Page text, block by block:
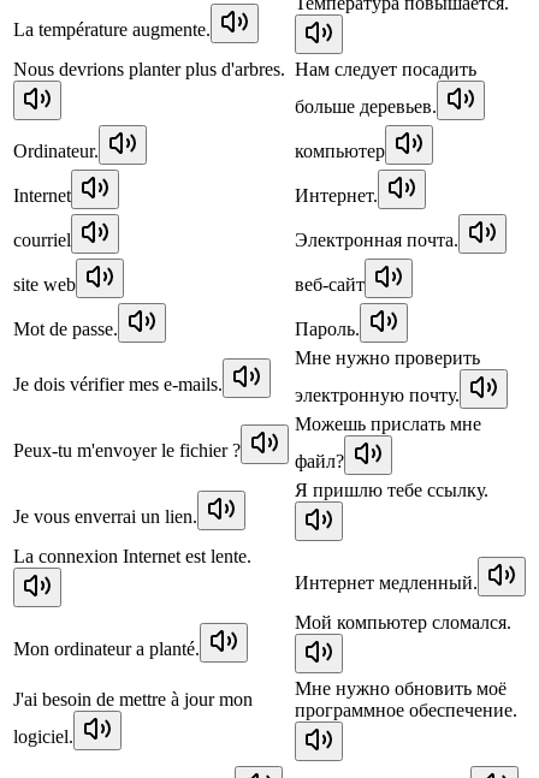
La température augmente.
Nous devrions planter plus d'arbres. Нам следует посадить
больше деревьев.
Ordinateur. компьютер
Internet Интернет.
courriel Электронная почта.
site web веб-сайт
Mot de passe. Пароль.
Je dois vérifier mes e-mails.
Мне нужно проверить
электронную почту.
Peux-tu m'envoyer le fichier ?
Можешь прислать мне
файл?
Je vous enverrai un lien.
Я пришлю тебе ссылку.
La connexion Internet est lente.
Интернет медленный.
Mon ordinateur a planté.
Мой компьютер сломался.
J'ai besoin de mettre à jour mon
logiciel.
Мне нужно обновить моё
программное обеспечение.